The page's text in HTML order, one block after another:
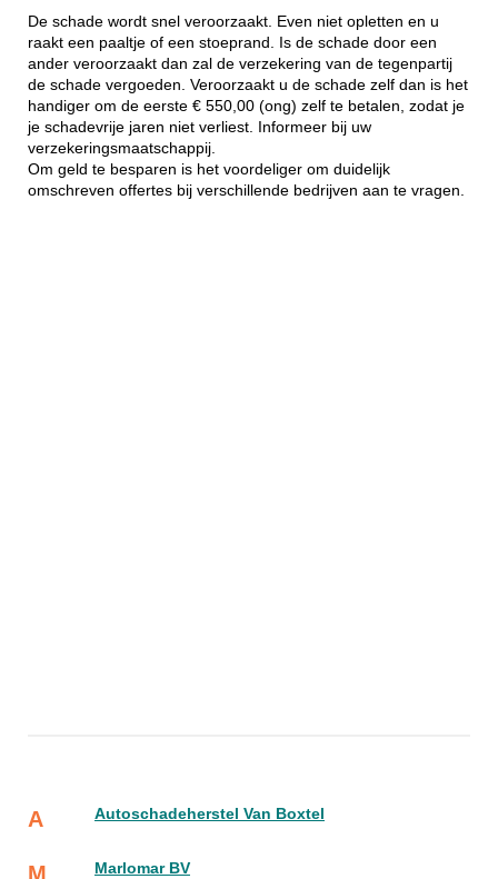
De schade wordt snel veroorzaakt. Even niet opletten en u
raakt een paaltje of een stoeprand. Is de schade door een
ander veroorzaakt dan zal de verzekering van de tegenpartij
de schade vergoeden. Veroorzaakt u de schade zelf dan is het
handiger om de eerste € 550,00 (ong) zelf te betalen, zodat je
je schadevrije jaren niet verliest. Informeer bij uw
verzekeringsmaatschappij.
Om geld te besparen is het voordeliger om duidelijk
omschreven offertes bij verschillende bedrijven aan te vragen.
A Autoschadeherstel Van Boxtel
M Marlomar BV